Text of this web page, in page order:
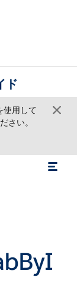
ド
使用して
さい。